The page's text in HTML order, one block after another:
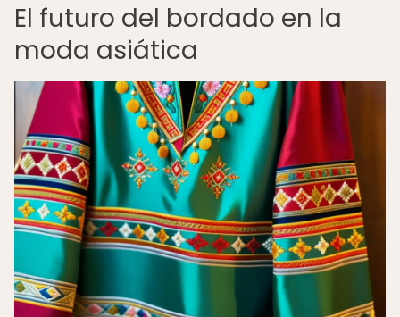
El futuro del bordado en la
moda asiática